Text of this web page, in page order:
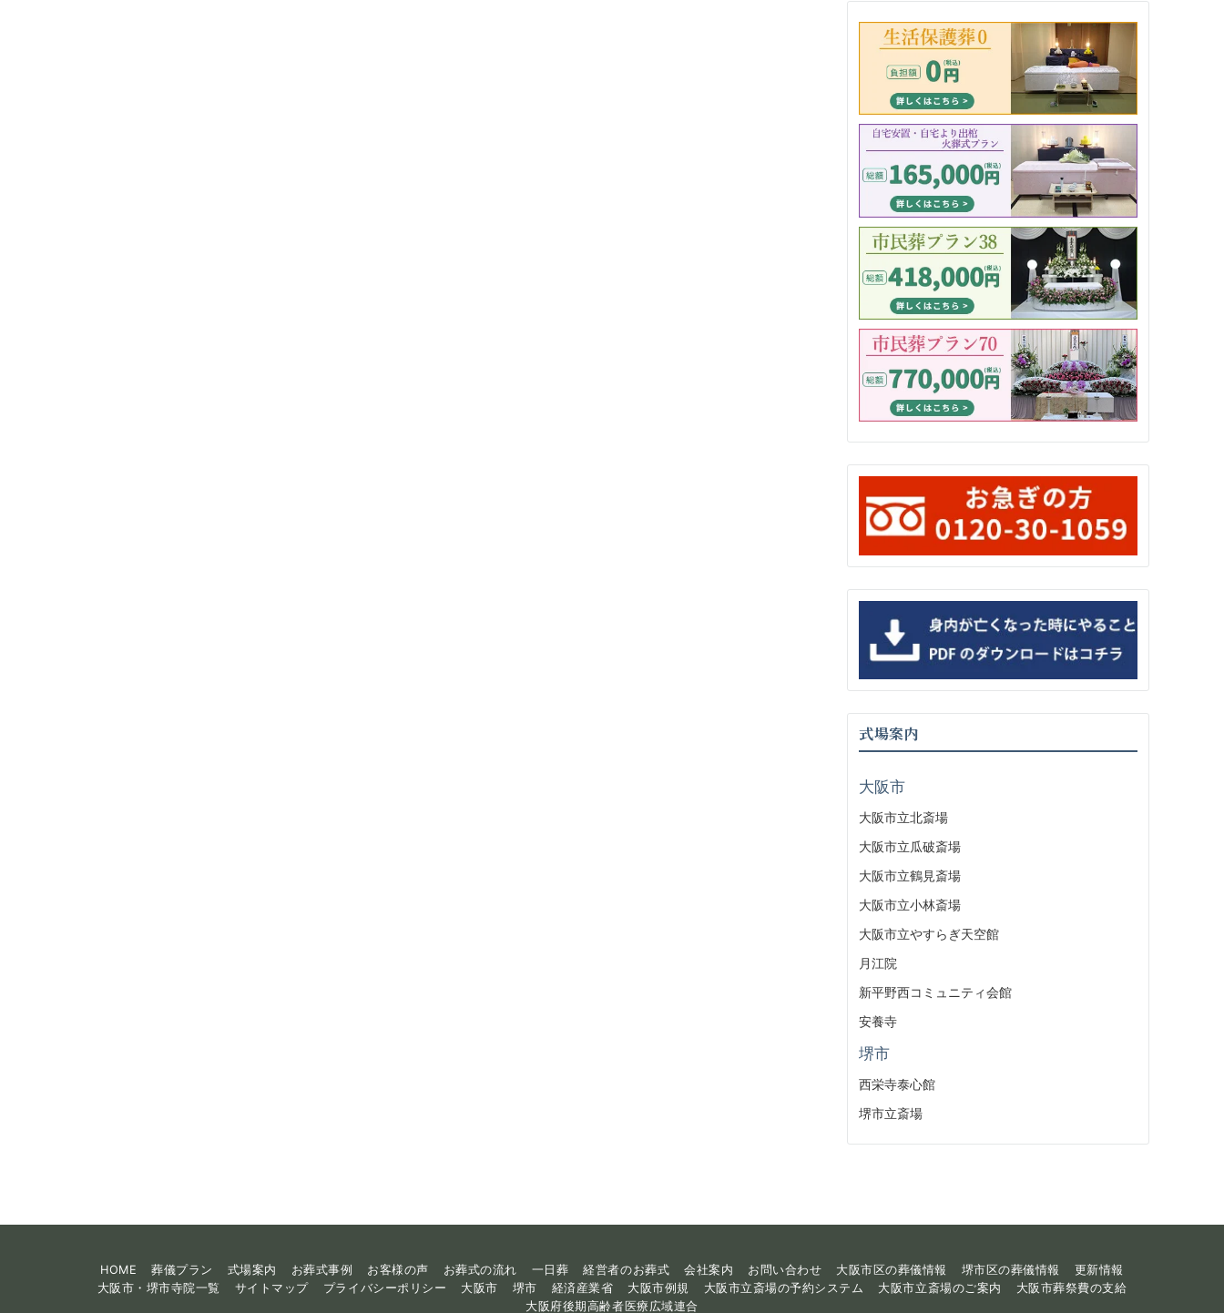
式場案内
大阪市
大阪市立北斎場
大阪市立瓜破斎場
大阪市立鶴見斎場
大阪市立小林斎場
大阪市立やすらぎ天空館
月江院
新平野西コミュニティ会館
安養寺
堺市
西栄寺泰心館
堺市立斎場
HOME 葬儀プラン 式場案内 お葬式事例 お客様の声 お葬式の流れ 一日葬 経営者のお葬式 会社案内 お問い合わせ 大阪市区の葬儀情報 堺市区の葬儀情報
更新情報
大阪市・堺市寺院一覧
サイトマップ プライバシーポリシー 大阪市 堺市 経済産業省 大阪市例規 大阪市立斎場の予約システム 大阪市立斎場のご案内
大阪市葬祭費の支給
大阪府後期高齢者医療広域連合